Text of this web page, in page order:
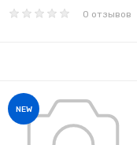
0 отзывов
NEW